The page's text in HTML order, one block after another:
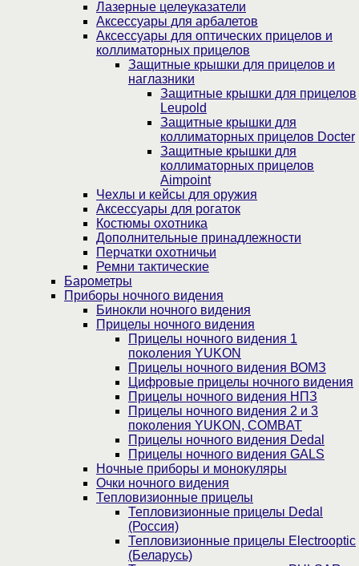
Лазерные целеуказатели
Аксессуары для арбалетов
Аксессуары для оптических прицелов и
коллиматорных прицелов
Защитные крышки для прицелов и
наглазники
Защитные крышки для прицелов
Leupold
Защитные крышки для
коллиматорных прицелов Docter
Защитные крышки для
коллиматорных прицелов
Aimpoint
Чехлы и кейсы для оружия
Аксессуары для рогаток
Костюмы охотника
Дополнительные принадлежности
Перчатки охотничьи
Ремни тактические
Барометры
Приборы ночного видения
Бинокли ночного видения
Прицелы ночного видения
Прицелы ночного видения 1
поколения YUKON
Прицелы ночного видения ВОМЗ
Цифровые прицелы ночного видения
Прицелы ночного видения НПЗ
Прицелы ночного видения 2 и 3
поколения YUKON, COMBAT
Прицелы ночного видения Dedal
Прицелы ночного видения GALS
Ночные приборы и монокуляры
Очки ночного видения
Тепловизионные прицелы
Тепловизионные прицелы Dedal
(Россия)
Тепловизионные прицелы Electrooptic
(Беларусь)